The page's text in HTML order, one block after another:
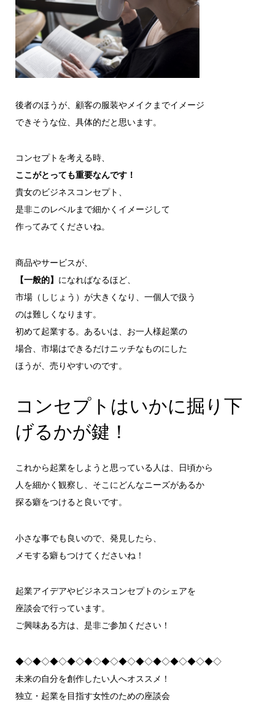
後者のほうが、顧客の服装やメイクまでイメージ
できそうな位、具体的だと思います。
コンセプトを考える時、
ここがとっても重要なんです！
貴女のビジネスコンセプト、
是非このレベルまで細かくイメージして
作ってみてくださいね。
商品やサービスが、
【一般的】 になればなるほど、
市場（しじょう）が大きくなり、一個人で扱う
のは難しくなります。
初めて起業する。あるいは、お一人様起業の
場合、市場はできるだけニッチなものにした
ほうが、売りやすいのです。
コンセプトはいかに掘り下
げるかが鍵！
これから起業をしようと思っている人は、日頃から
人を細かく観察し、そこにどんなニーズがあるか
探る癖をつけると良いです。
小さな事でも良いので、発見したら、
メモする癖もつけてくださいね！
起業アイデアやビジネスコンセプトのシェアを
座談会で行っています。
ご興味ある方は、是非ご参加ください！
◆◇◆◇◆◇◆◇◆◇◆◇◆◇◆◇◆◇◆◇◆◇◆◇
未来の自分を創作したい人へオススメ！
独立・起業を目指す女性のための座談会